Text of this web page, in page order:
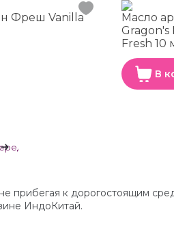
Фреш Vanilla
Масло
Fresh 10
В
прибегая к дорогостоящим
ИндоКитай.